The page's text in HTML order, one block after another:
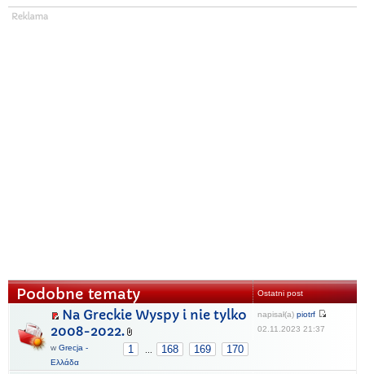
Podobne tematy Ostatni post
Na Greckie Wyspy i nie tylko
2008-2022.
1 168 169 170
w Grecja -
Ελλάδα
napisał(a) piotrf
02.11.2023 21:37